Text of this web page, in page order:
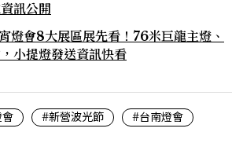
訊公開
燈會8大展區展先看！76米巨龍主燈、
小提燈發送資訊快看
#新營波光節 #台南燈會